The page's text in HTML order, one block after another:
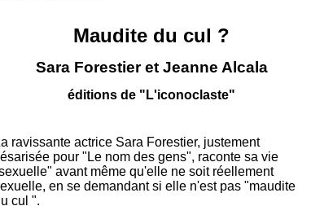
Maudite du cul ?
Sara Forestier et Jeanne Alcala
éditions de "L'iconoclaste"
ravissante actrice Sara Forestier, justement
pour "Le nom des gens", raconte sa vie
avant même qu'elle ne soit réellement
en se demandant si elle n'est pas "maudite
cul ".